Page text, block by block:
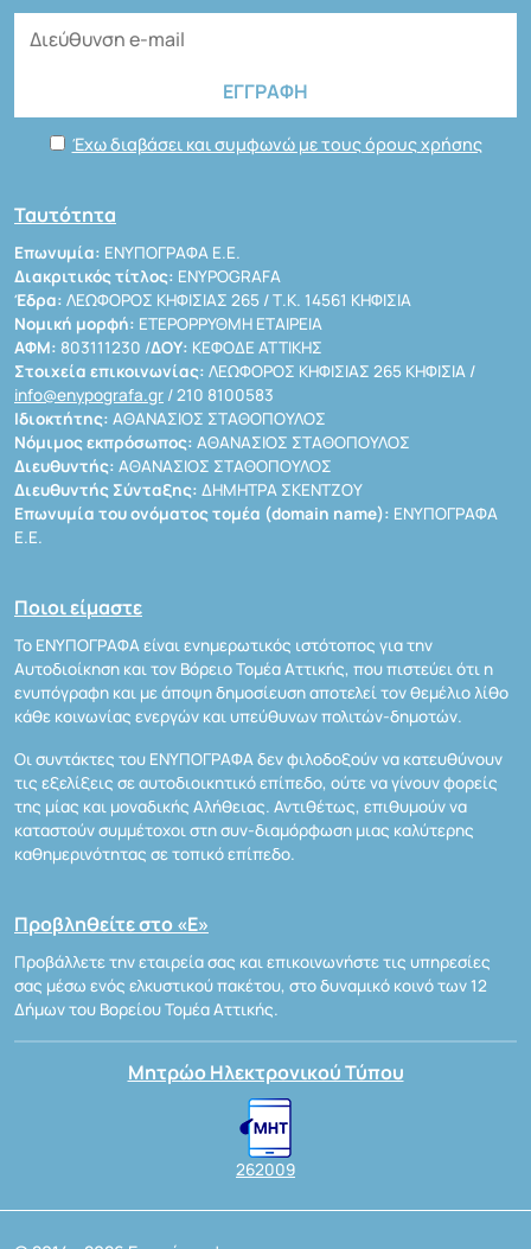
Έχω διαβάσει και συμφωνώ με τους όρους χρήσης
Ταυτότητα
Επωνυμία: ΕΝΥΠΟΓΡΑΦΑ Ε.Ε.
Διακριτικός τίτλος: ENYPOGRAFA
Έδρα: ΛΕΩΦΟΡΟΣ ΚΗΦΙΣΙΑΣ 265 / Τ.Κ. 14561 ΚΗΦΙΣΙΑ
Νομική μορφή: ΕΤΕΡΟΡΡΥΘΜΗ ΕΤΑΙΡΕΙΑ
ΑΦΜ: 803111230 /ΔΟΥ: ΚΕΦΟΔΕ ΑΤΤΙΚΗΣ
Στοιχεία επικοινωνίας: ΛΕΩΦΟΡΟΣ ΚΗΦΙΣΙΑΣ 265 ΚΗΦΙΣΙΑ /
info@enypografa.gr / 210 8100583
Ιδιοκτήτης: ΑΘΑΝΑΣΙΟΣ ΣΤΑΘΟΠΟΥΛΟΣ
Νόμιμος εκπρόσωπος: ΑΘΑΝΑΣΙΟΣ ΣΤΑΘΟΠΟΥΛΟΣ
Διευθυντής: ΑΘΑΝΑΣΙΟΣ ΣΤΑΘΟΠΟΥΛΟΣ
Διευθυντής Σύνταξης: ΔΗΜΗΤΡΑ ΣΚΕΝΤΖΟΥ
Επωνυμία του ονόματος τομέα (domain name): ΕΝΥΠΟΓΡΑΦΑ
Ε.Ε.
Ποιοι είμαστε
Το ΕΝΥΠΟΓΡΑΦΑ είναι ενημερωτικός ιστότοπος για την
Αυτοδιοίκηση και τον Βόρειο Τομέα Αττικής, που πιστεύει ότι η
ενυπόγραφη και με άποψη δημοσίευση αποτελεί τον θεμέλιο λίθο
κάθε κοινωνίας ενεργών και υπεύθυνων πολιτών-δημοτών.
Οι συντάκτες του ΕΝΥΠΟΓΡΑΦΑ δεν φιλοδοξούν να κατευθύνουν
τις εξελίξεις σε αυτοδιοικητικό επίπεδο, ούτε να γίνουν φορείς
της μίας και μοναδικής Αλήθειας. Αντιθέτως, επιθυμούν να
καταστούν συμμέτοχοι στη συν-διαμόρφωση μιας καλύτερης
καθημερινότητας σε τοπικό επίπεδο.
Προβληθείτε στο «Ε»
Προβάλλετε την εταιρεία σας και επικοινωνήστε τις υπηρεσίες
σας μέσω ενός ελκυστικού πακέτου, στο δυναμικό κοινό των 12
Δήμων του Βορείου Τομέα Αττικής.
Μητρώο Ηλεκτρονικού Τύπου
262009